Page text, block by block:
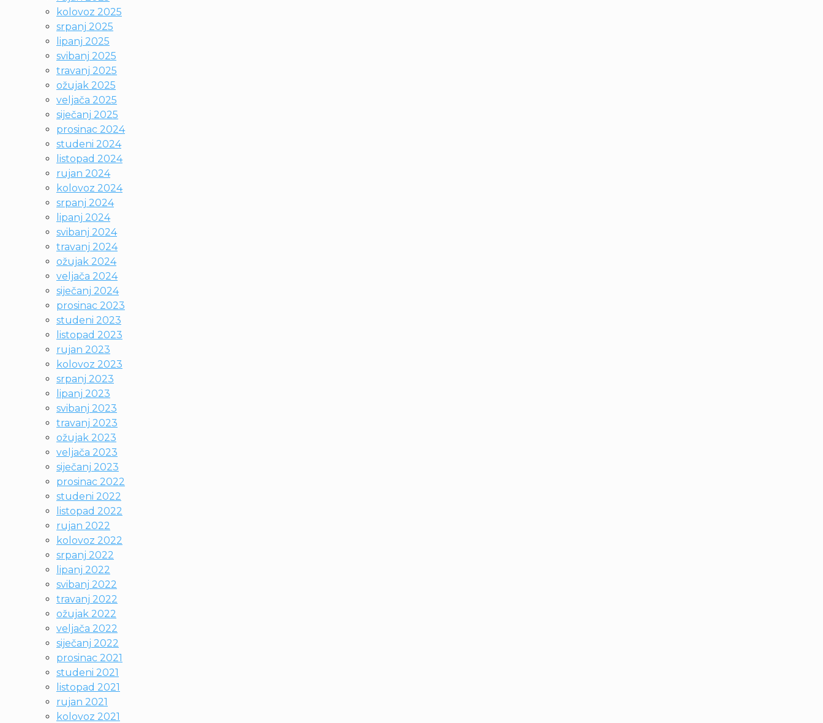
kolovoz 2025
srpanj 2025
lipanj 2025
svibanj 2025
travanj 2025
ožujak 2025
veljača 2025
siječanj 2025
prosinac 2024
studeni 2024
listopad 2024
rujan 2024
kolovoz 2024
srpanj 2024
lipanj 2024
svibanj 2024
travanj 2024
ožujak 2024
veljača 2024
siječanj 2024
prosinac 2023
studeni 2023
listopad 2023
rujan 2023
kolovoz 2023
srpanj 2023
lipanj 2023
svibanj 2023
travanj 2023
ožujak 2023
veljača 2023
siječanj 2023
prosinac 2022
studeni 2022
listopad 2022
rujan 2022
kolovoz 2022
srpanj 2022
lipanj 2022
svibanj 2022
travanj 2022
ožujak 2022
veljača 2022
siječanj 2022
prosinac 2021
studeni 2021
listopad 2021
rujan 2021
kolovoz 2021